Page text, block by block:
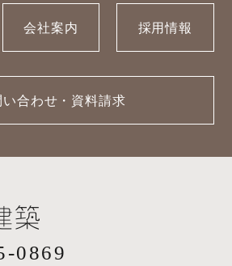
会社案内 採用情報
い合わせ・資料請求
0869